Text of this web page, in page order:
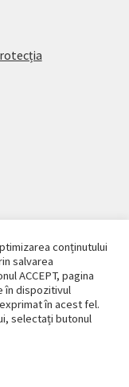
conținutului
salvarea
ACCEPT, pagina
în dispozitivul
în acest fel.
selectați butonul